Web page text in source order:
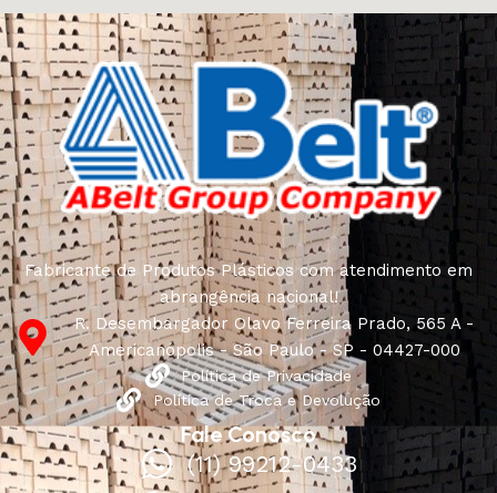
Fabricante de Produtos Plásticos com atendimento em
abrangência nacional!
R. Desembargador Olavo Ferreira Prado, 565 A -
Americanópolis - São Paulo - SP - 04427-000
Política de Privacidade
Política de Troca e Devolução
Fale Conosco
(11) 99212-0433